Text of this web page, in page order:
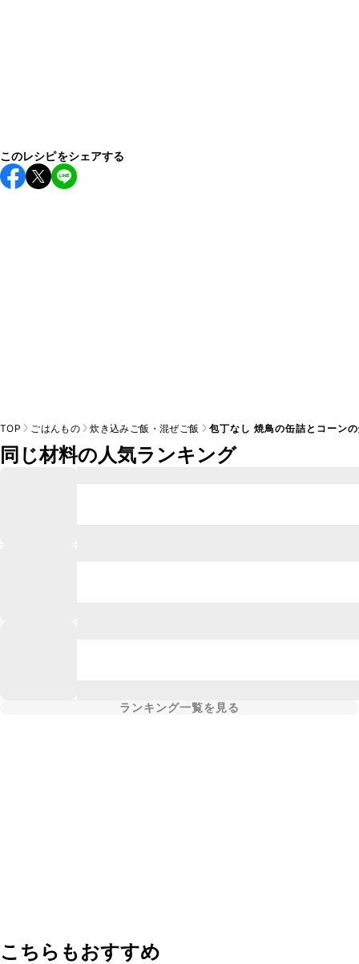
このレシピをシェアする
TOP ごはんもの 炊き込みご飯・混ぜご飯 包丁なし 焼鳥の缶詰とコーン
同じ材料の人気ランキング
ランキング一覧を見る
こちらもおすすめ